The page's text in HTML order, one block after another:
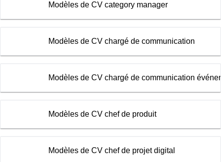
Modèles de CV category manager
Modèles de CV chargé de communication
Modèles de CV chargé de communication
Modèles de CV chef de produit
Modèles de CV chef de projet digital